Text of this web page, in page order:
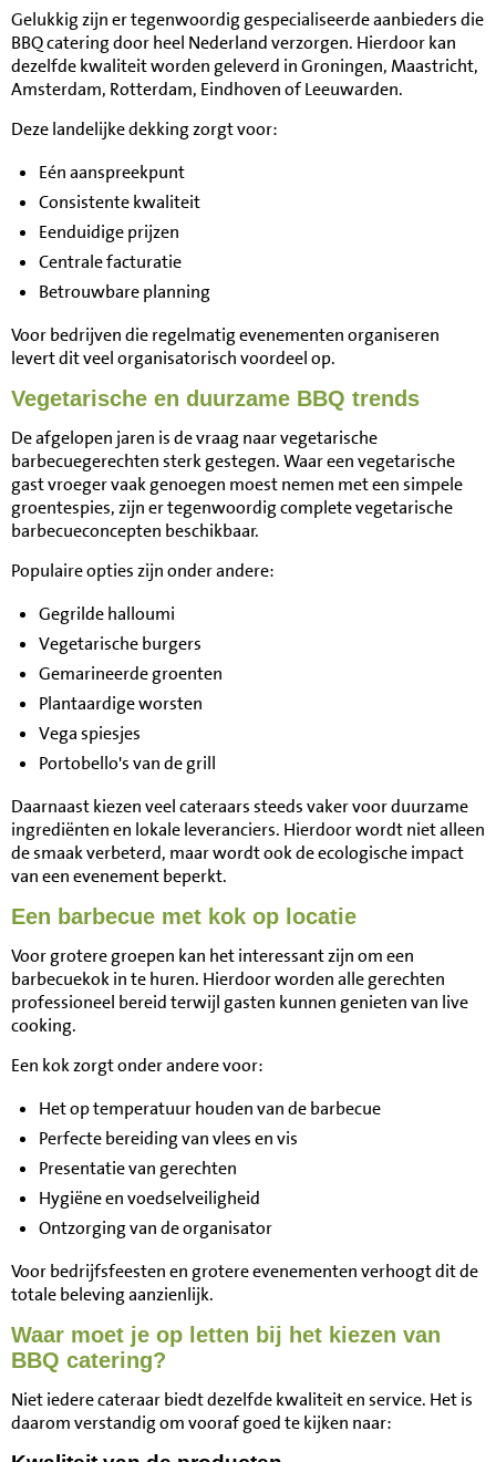
Gelukkig zijn er tegenwoordig gespecialiseerde aanbieders die
BBQ catering door heel Nederland verzorgen. Hierdoor kan
dezelfde kwaliteit worden geleverd in Groningen, Maastricht,
Amsterdam, Rotterdam, Eindhoven of Leeuwarden.
Deze landelijke dekking zorgt voor:
Eén aanspreekpunt
Consistente kwaliteit
Eenduidige prijzen
Centrale facturatie
Betrouwbare planning
Voor bedrijven die regelmatig evenementen organiseren
levert dit veel organisatorisch voordeel op.
Vegetarische en duurzame BBQ trends
De afgelopen jaren is de vraag naar vegetarische
barbecuegerechten sterk gestegen. Waar een vegetarische
gast vroeger vaak genoegen moest nemen met een simpele
groentespies, zijn er tegenwoordig complete vegetarische
barbecueconcepten beschikbaar.
Populaire opties zijn onder andere:
Gegrilde halloumi
Vegetarische burgers
Gemarineerde groenten
Plantaardige worsten
Vega spiesjes
Portobello's van de grill
Daarnaast kiezen veel cateraars steeds vaker voor duurzame
ingrediënten en lokale leveranciers. Hierdoor wordt niet alleen
de smaak verbeterd, maar wordt ook de ecologische impact
van een evenement beperkt.
Een barbecue met kok op locatie
Voor grotere groepen kan het interessant zijn om een
barbecuekok in te huren. Hierdoor worden alle gerechten
professioneel bereid terwijl gasten kunnen genieten van live
cooking.
Een kok zorgt onder andere voor:
Het op temperatuur houden van de barbecue
Perfecte bereiding van vlees en vis
Presentatie van gerechten
Hygiëne en voedselveiligheid
Ontzorging van de organisator
Voor bedrijfsfeesten en grotere evenementen verhoogt dit de
totale beleving aanzienlijk.
Waar moet je op letten bij het kiezen van
BBQ catering?
Niet iedere cateraar biedt dezelfde kwaliteit en service. Het is
daarom verstandig om vooraf goed te kijken naar: